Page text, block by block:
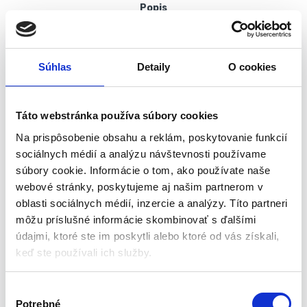
Súhlas Detaily O cookies
Táto webstránka používa súbory cookies
Na prispôsobenie obsahu a reklám, poskytovanie funkcií
sociálnych médií a analýzu návštevnosti používame
súbory cookie. Informácie o tom, ako používate naše
webové stránky, poskytujeme aj našim partnerom v
oblasti sociálnych médií, inzercie a analýzy. Títo partneri
môžu príslušné informácie skombinovať s ďalšími
údajmi, ktoré ste im poskytli alebo ktoré od vás získali,
keď ste používali ich služby.
Potrebné
Popis
Doska na skladanie oblečenia L | 22601
Doska na skladanie oblečenia L | 22601 máte už dosť neporiadku v
skrini a vypadávania pokrčeného oblečenia? Skladacia doska je
sekundy! Je to skvelá úspora času – takže tento čas môžete
stráviť svojimi obľúbenými aktivitami bez pocitu viny. Skladacia
doska vám pomôže perfektne zložiť oblečenie, takže ho
jednoducho umiestnite do šatníka. S priečinkom na oblečenie už
nikdy nebudete prekladať kopy bielizne z jedného miesta na druhé
a váš šatník už nebude vyzerať hrozne.
Dokonale skladá oblečenie– zariadenie vám umožní
udržať poriadok vo vašom šatníku dokonalým skladaním
oblečenia. Stačia tri jednoduché pohyby a tričko je